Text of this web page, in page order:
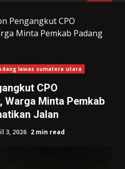
Pengangkut CPO
Minta Pemkab Padang
lawas sumatera utara
CPO
Minta Pemkab
Jalan
3, 2026 2 min read